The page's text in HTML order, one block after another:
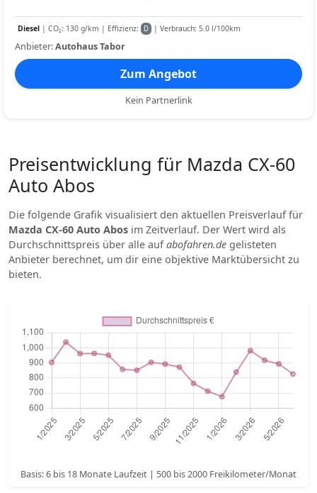
Diesel | CO₂: 130 g/km | Effizienz: D | Verbrauch: 5.0 l/100km
Anbieter:Autohaus Tabor
Zum Angebot
Kein Partnerlink
Preisentwicklung für Mazda CX-60
Auto Abos
Die folgende Grafik visualisiert den aktuellen Preisverlauf für
Mazda CX-60 Auto Abos im Zeitverlauf. Der Wert wird als
Durchschnittspreis über alle aufabofahren.de gelisteten
Anbieter berechnet, um dir eine objektive Marktübersicht zu
bieten.
Basis: 6 bis 18 Monate Laufzeit | 500 bis 2000 Freikilometer/Monat